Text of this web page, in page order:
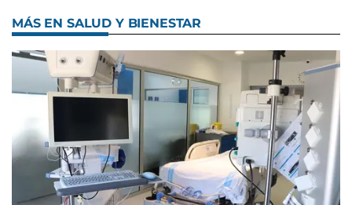
MÁS EN SALUD Y BIENESTAR